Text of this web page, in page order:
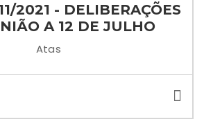
2021 - DELIBERAÇÕES
A 12 DE JULHO
Atas